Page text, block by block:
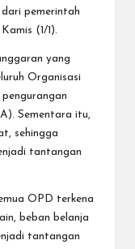
pemerintah
(1/1).
yang
Organisasi
Sementara itu,
sehingga
tantangan
OPD terkena
beban belanja
tantangan